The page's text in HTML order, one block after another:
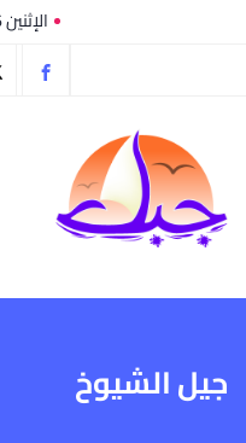
الإثنين 2026-08-10
جيل الشيوخ